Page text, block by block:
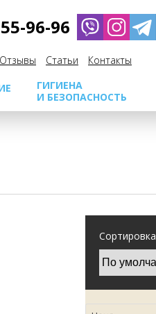
96-96
Отзывы Cтатьи
Контакты
ГИГИЕНА
И БЕЗОПАСНОСТЬ
Сортировка